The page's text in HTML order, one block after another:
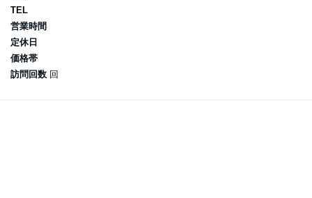
TEL
営業時間
定休日
価格帯
訪問回数 回